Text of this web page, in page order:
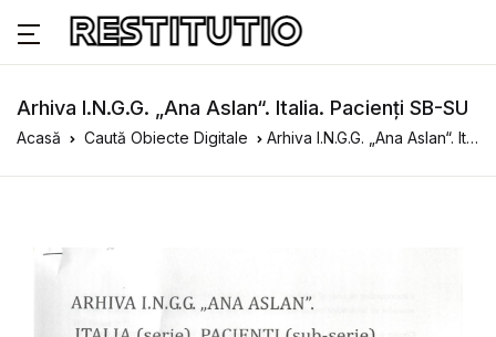
Arhiva I.N.G.G. „Ana Aslan“. Italia. Pacienți SB-SU
Acasă Caută Obiecte Digitale Arhiva I.N.G.G. „Ana Aslan“. Italia. Pacienți SB-SU